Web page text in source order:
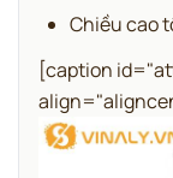
Chiều cao
[caption